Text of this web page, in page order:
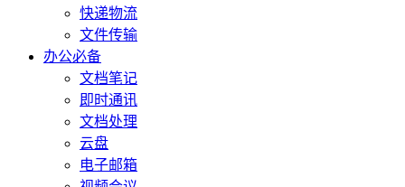
快递物流
文件传输
办公必备
文档笔记
即时通讯
文档处理
云盘
电子邮箱